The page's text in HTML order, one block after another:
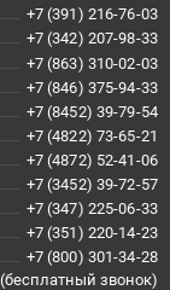
+7 (391) 216-76-03
+7 (342) 207-98-33
+7 (863) 310-02-03
+7 (846) 375-94-33
+7 (8452) 39-79-54
+7 (4822) 73-65-21
+7 (4872) 52-41-06
+7 (3452) 39-72-57
+7 (347) 225-06-33
+7 (351) 220-14-23
+7 (800) 301-34-28
(бесплатный звонок)